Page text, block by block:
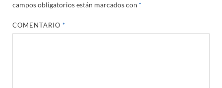
campos obligatorios están marcados con *
COMENTARIO*